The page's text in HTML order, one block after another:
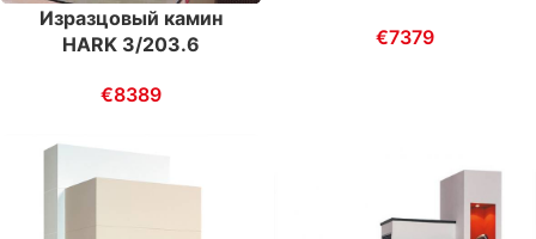
Изразцовый камин
HARK 3/203.6
€8389
€7379